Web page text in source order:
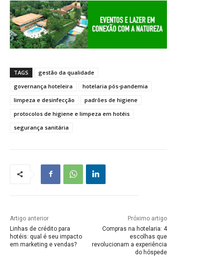
TAGS
gestão da qualidade
governança hoteleira
hotelaria pós-pandemia
limpeza e desinfecção
padrões de higiene
protocolos de higiene e limpeza em hotéis
segurança sanitária
Artigo anterior
Linhas de crédito para
hotéis: qual é seu impacto
em marketing e vendas?
Próximo artigo
Compras na hotelaria: 4
escolhas que
revolucionam a experiência
do hóspede